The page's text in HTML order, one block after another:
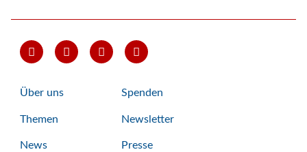
Über uns
Themen
News
Spenden
Newsletter
Presse